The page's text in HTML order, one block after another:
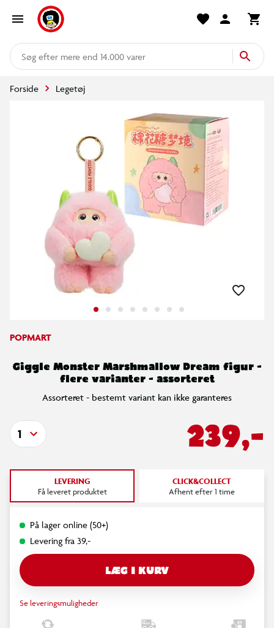
mere end 14.000 varer
Forside Legetøj
POPMART
Giggle Monster Marshmallow Dream figur -
flere varianter - assorteret
Assorteret - bestemt variant kan ikke garanteres
239,-
1
LEVERING
Få leveret produktet
CLICK&COLLECT
Afhent efter 1 time
På lager online (50+)
Levering fra 39,-
LÆG I KURV
Se leveringsmuligheder